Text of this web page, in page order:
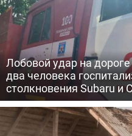
Лобовой удар на
два человека
столкновения Subaru и